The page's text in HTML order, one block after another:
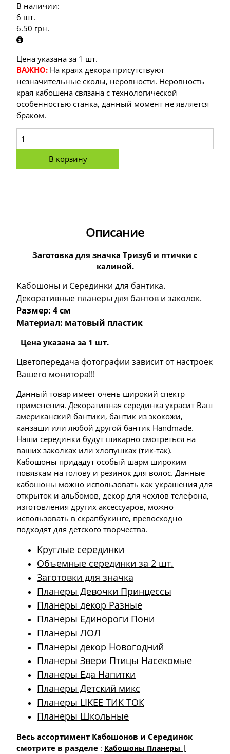
В наличии:
6 шт.
6.50 грн.
Цена указана за 1 шт.
ВАЖНО: На краях декора присутствуют
незначительные сколы, неровности. Неровность
края кабошена связана с технологической
особенностью станка, данный момент не является
браком.
В корзину
Описание
Заготовка для значка Тризуб и птички с
калиной.
Кабошоны и Серединки для бантика.
Декоративные планеры для бантов и заколок.
Размер: 4 см
Материал: матовый пластик
Цена указана за 1 шт.
Цветопередача фотографии зависит от настроек
Вашего монитора!!!
Данный товар имеет очень широкий спектр
применения. Декоративная серединка украсит Ваш
американский бантики, бантик из экокожи,
канзаши или любой другой бантик Handmade.
Наши серединки будут шикарно смотреться на
ваших заколках или хлопушках (тик-так).
Кабошоны придадут особый шарм широким
повязкам на голову и резинок для волос. Данные
кабошоны можно использовать как украшения для
открыток и альбомов, декор для чехлов телефона,
изготовления других аксессуаров, можно
использовать в скрапбукинге, превосходно
подходят для детского творчества.
Круглые серединки
Объемные серединки за 2 шт.
Заготовки для значка
Планеры Девочки Принцессы
Планеры декор Разные
Планеры Единороги Пони
Планеры ЛОЛ
Планеры декор Новогодний
Планеры Звери Птицы Насекомые
Планеры Еда Напитки
Планеры Детский микс
Планеры LIKEE ТИК ТОК
Планеры Школьные
Весь ассортимент Кабошонов и Серединок
смотрите в разделе : Кабошоны Планеры |